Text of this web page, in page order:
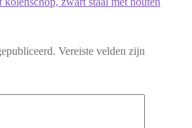
Vereiste velden zijn